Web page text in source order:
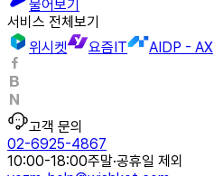
물어보기
서비스 전체보기
위시켓
요즘IT AIDP - AX
고객 문의
02-6925-4867
10:00-18:00주말·공휴일 제외